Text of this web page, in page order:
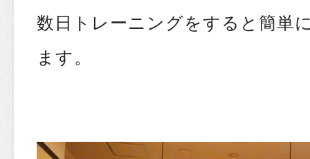
数日トレーニングをすると簡単
ます。